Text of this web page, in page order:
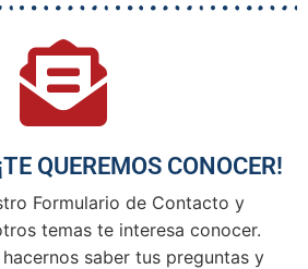
QUEREMOS CONOCER!
Formulario de Contacto y
temas te interesa conocer.
saber tus preguntas y